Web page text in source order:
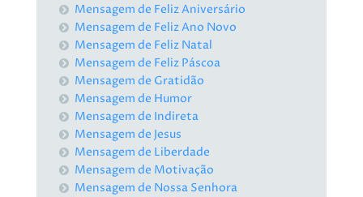
Mensagem de Feliz Aniversário
Mensagem de Feliz Ano Novo
Mensagem de Feliz Natal
Mensagem de Feliz Páscoa
Mensagem de Gratidão
Mensagem de Humor
Mensagem de Indireta
Mensagem de Jesus
Mensagem de Liberdade
Mensagem de Motivação
Mensagem de Nossa Senhora